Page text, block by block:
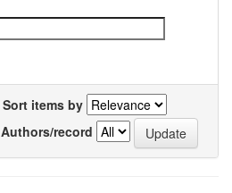
Sort items by
Authors/record